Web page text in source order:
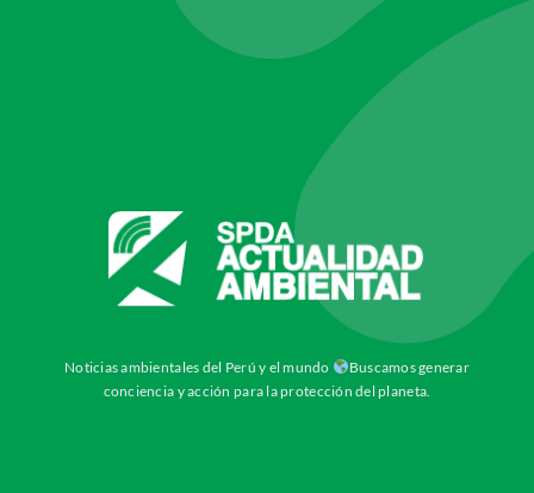
Noticias ambientales del Perú y el mundo
Buscamos generar
conciencia y acción para la protección del planeta.